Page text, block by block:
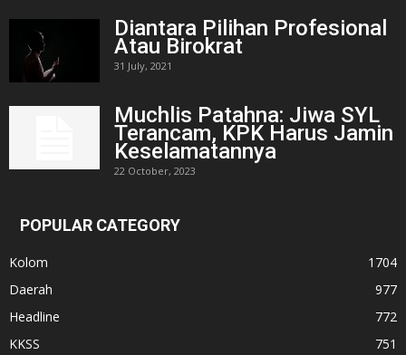
Diantara Pilihan Profesional
Atau Birokrat
31 July, 2021
Muchlis Patahna: Jiwa SYL
Terancam, KPK Harus Jamin
Keselamatannya
22 October, 2023
POPULAR CATEGORY
Kolom
1704
Daerah
977
Headline
772
KKSS
751